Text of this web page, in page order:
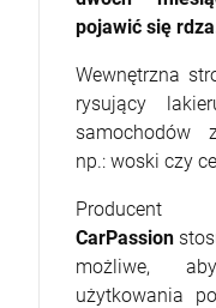
pojawić się
Wewnętrzna
rysujący
samochodów
np.: woski czy
CarPassion
możliwe,
użytkowania